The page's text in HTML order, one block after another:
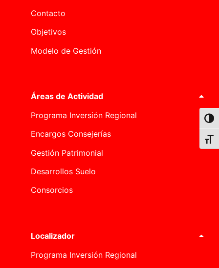
Contacto
Objetivos
Modelo de Gestión
Áreas de Actividad
Programa Inversión Regional
Encargos Consejerías
Gestión Patrimonial
Desarrollos Suelo
Consorcios
Localizador
Programa Inversión Regional